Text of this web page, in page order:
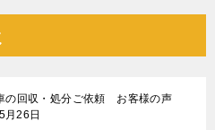
の回収・処分ご依頼 お客様の声
月26日